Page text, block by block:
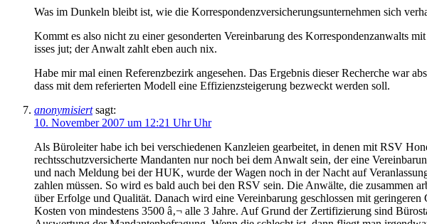
Was im Dunkeln bleibt ist, wie die Korrespondenzversicherungsunternehmen sich
Kommt es also nicht zu einer gesonderten Vereinbarung des Korrespondenzanwalts
isses jut; der Anwalt zahlt eben auch nix.
Habe mir mal einen Referenzbezirk angesehen. Das Ergebnis dieser Recherche war
dass mit dem referierten Modell eine Effizienzsteigerung bezweckt werden soll.
anonymisiert sagt:
10. November 2007 um 12:21 Uhr Uhr
Als Büroleiter habe ich bei verschiedenen Kanzleien gearbeitet, in denen mit RSV
rechtsschutzversicherte Mandanten nur noch bei dem Anwalt sein, der eine
und nach Meldung bei der HUK, wurde der Wagen noch in der Nacht auf
zahlen müssen. So wird es bald auch bei den RSV sein. Die Anwälte, die zusammen
über Erfolge und Qualität. Danach wird eine Vereinbarung geschlossen mit
Kosten von mindestens 3500 â‚¬ alle 3 Jahre. Auf Grund der Zertifizierung sind